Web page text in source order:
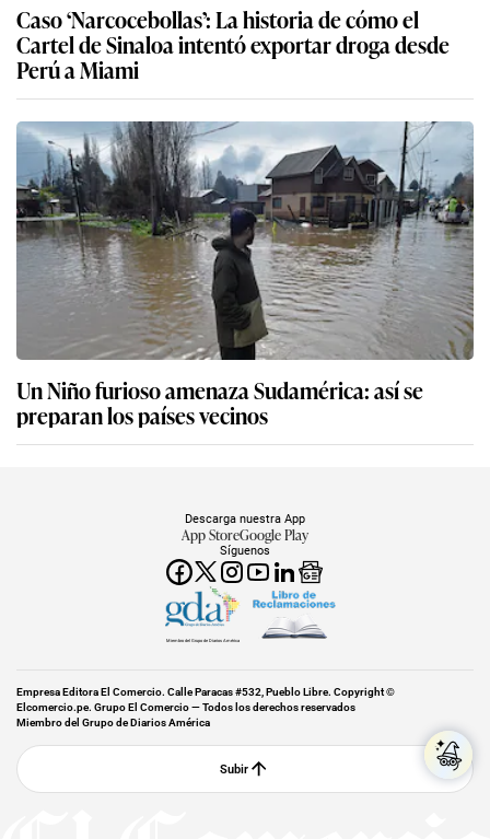
Caso ‘Narcocebollas’: La historia de cómo el
Cartel de Sinaloa intentó exportar droga desde
Perú a Miami
Un Niño furioso amenaza Sudamérica: así se
preparan los países vecinos
Síguenos
Descarga nuestra App
App StoreGoogle Play
Miembro del Grupo de Diarios América
Empresa Editora El Comercio. Calle Paracas #532, Pueblo Libre. Copyright ©
Elcomercio.pe. Grupo El Comercio — Todos los derechos reservados
Miembro del Grupo de Diarios América
Subir